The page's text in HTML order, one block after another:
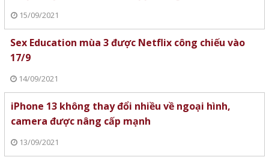
15/09/2021
Sex Education mùa 3 được Netflix công chiếu vào
17/9
14/09/2021
iPhone 13 không thay đổi nhiều về ngoại hình,
camera được nâng cấp mạnh
13/09/2021